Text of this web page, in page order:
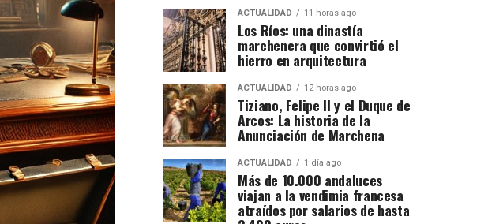
ACTUALIDAD 11 horas ago
Los Ríos: una dinastía
marchenera que convirtió el
hierro en arquitectura
ACTUALIDAD 12 horas ago
Tiziano, Felipe II y el Duque de
Arcos: La historia de la
Anunciación de Marchena
ACTUALIDAD 1 día ago
Más de 10.000 andaluces
viajan a la vendimia francesa
atraídos por salarios de hasta